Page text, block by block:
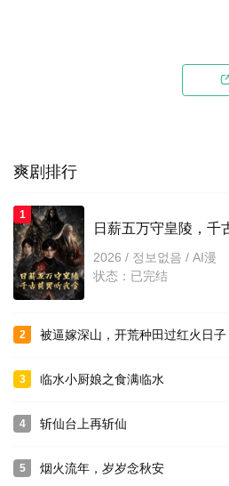
爽剧排行
1
2026 / 정보없음 / AI漫
状态：已完结
2 被逼嫁深山，开荒种田过红火日子！第四
3 临水小厨娘之食满临水
4 斩仙台上再斩仙
5 烟火流年，岁岁念秋安